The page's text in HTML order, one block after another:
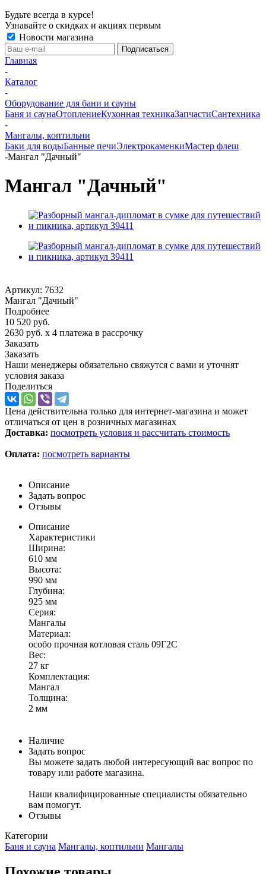
Будьте всегда в курсе!
Узнавайте о скидках и акциях первым
Новости магазина
Главная
-
Каталог
-
Оборудование для бани и сауны
Баня и саунаОтоплениеКухонная техникаЗапчастиСантехника
-
Мангалы, коптильни
Баки для водыБанные печиЭлектрокаменкиМастер флеш
-Мангал "Дачный"
Мангал "Дачный"
Артикул: 7632
Мангал "Дачный"
Подробнее
10 520 руб.
2630 руб. x 4 платежа в рассрочку
Заказать
Заказать
Наши менеджеры обязательно свяжутся с вами и уточнят
условия заказа
Поделиться
Цена действительна только для интернет-магазина и может
отличаться от цен в розничных магазинах
Доставка: посмотреть условия и рассчитать стоимость
Оплата: посмотреть варианты
Описание
Задать вопрос
Отзывы
Описание
Характеристики
Ширина:
610 мм
Высота:
990 мм
Глубина:
925 мм
Серия:
Мангалы
Материал:
особо прочная котловая сталь 09Г2С
Вес:
27 кг
Комплектация:
Мангал
Толщина:
2 мм
Наличие
Задать вопрос
Вы можете задать любой интересующий вас вопрос по
товару или работе магазина.
Наши квалифицированные специалисты обязательно
вам помогут.
Отзывы
Категории
Баня и сауна Мангалы, коптильни Мангалы